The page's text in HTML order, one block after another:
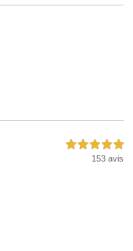
5,0 étoiles sur 5
153 avis